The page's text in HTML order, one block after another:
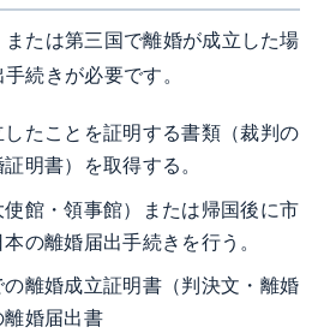
たは第三国で離婚が成立した場
続きが必要です。
たことを証明する書類（裁判の
明書）を取得する。
館・領事館）または帰国後に市
の離婚届出手続きを行う。
離婚成立証明書（判決文・離婚
婚届出書